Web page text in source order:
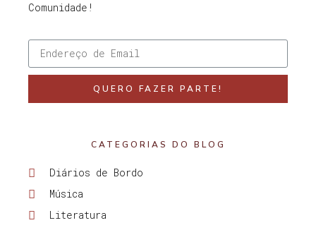
Comunidade!
QUERO FAZER PARTE!
CATEGORIAS DO BLOG
Diários de Bordo
Música
Literatura